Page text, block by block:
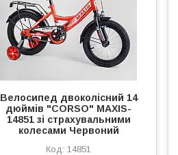
Велосипед двоколісний 14
дюймів "CORSO" MAXIS-
14851 зі страхувальними
колесами Червоний
14851